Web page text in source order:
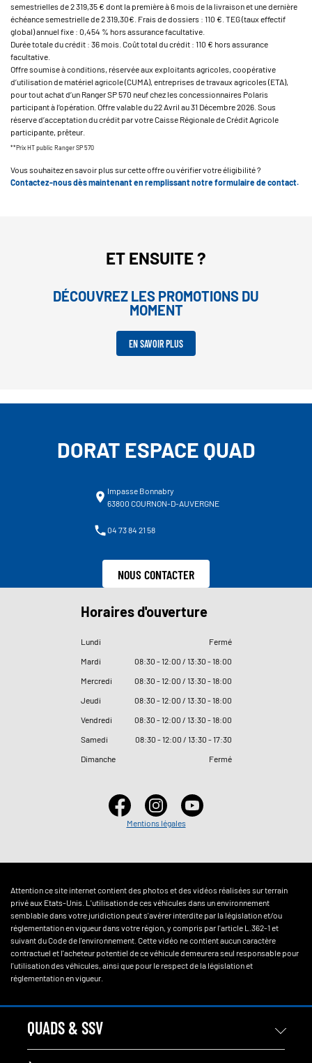
semestrielles de 2 319,35 € dont la première à 6 mois de la livraison et une dernière
échéance semestrielle de 2 319,30€. Frais de dossiers : 110 €. TEG (taux effectif
global) annuel fixe : 0,454 % hors assurance facultative.
Durée totale du crédit : 36 mois. Coût total du crédit : 110 € hors assurance
facultative.
Offre soumise à conditions, réservée aux exploitants agricoles, coopérative
d’utilisation de matériel agricole (CUMA), entreprises de travaux agricoles (ETA),
pour tout achat d’un Ranger SP 570 neuf chez les concessionnaires Polaris
participant à l’opération. Offre valable du 22 Avril au 31 Décembre 2026. Sous
réserve d’acceptation du crédit par votre Caisse Régionale de Crédit Agricole
participante, prêteur.
**Prix HT public Ranger SP 570
Vous souhaitez en savoir plus sur cette offre ou vérifier votre éligibilité ?
Contactez-nous dès maintenant en remplissant notre formulaire de contact.
ET ENSUITE ?
DÉCOUVREZ LES PROMOTIONS DU
MOMENT
EN SAVOIR PLUS
DORAT ESPACE QUAD
Impasse Bonnabry
63800 COURNON-D-AUVERGNE
04 73 84 21 58
NOUS CONTACTER
Horaires d'ouverture
Lundi
Fermé
Mardi
08:30 - 12:00 / 13:30 - 18:00
Mercredi
08:30 - 12:00 / 13:30 - 18:00
Jeudi
08:30 - 12:00 / 13:30 - 18:00
Vendredi
08:30 - 12:00 / 13:30 - 18:00
Samedi
08:30 - 12:00 / 13:30 - 17:30
Dimanche
Fermé
Mentions légales
Attention ce site internet contient des photos et des vidéos réalisées sur terrain
privé aux Etats-Unis. L'utilisation de ces véhicules dans un environnement
semblable dans votre juridiction peut s'avérer interdite par la législation et/ou
réglementation en vigueur dans votre région, y compris par l'article L.362-1 et
suivant du Code de l'environnement. Cette vidéo ne contient aucun caractère
contractuel et l'acheteur potentiel de ce véhicule demeurera seul responsable pour
l'utilisation des véhicules, ainsi que pour le respect de la législation et
réglementation en vigueur.
QUADS & SSV